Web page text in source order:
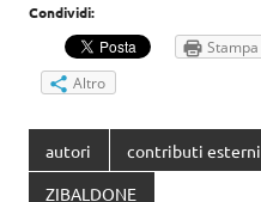
Condividi:
Stampa
Altro
autori contributi esterni
ZIBALDONE